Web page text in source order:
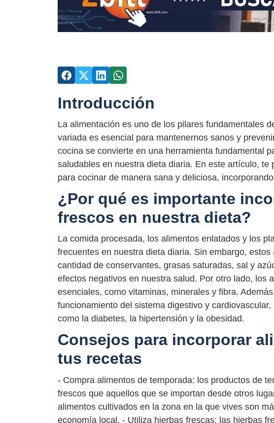
Introducción
La alimentación es uno de los pilares fundamentales
variada es esencial para mantenernos sanos y
cocina se convierte en una herramienta fundamental
saludables en nuestra dieta diaria. En este artículo,
para cocinar de manera sana y deliciosa,
¿Por qué es importante
frescos en nuestra dieta?
La comida procesada, los alimentos enlatados y los
frecuentes en nuestra dieta diaria. Sin embargo,
cantidad de conservantes, grasas saturadas, sal y
efectos negativos en nuestra salud. Por otro lado, los
esenciales, como vitaminas, minerales y fibra.
funcionamiento del sistema digestivo y
como la diabetes, la hipertensión y la obesidad.
Consejos para incorporar
tus recetas
- Compra alimentos de temporada: los productos de
frescos que aquellos que se importan desde otros
alimentos cultivados en la zona en la que vives son
economía local. - Utiliza hierbas frescas: las hierbas